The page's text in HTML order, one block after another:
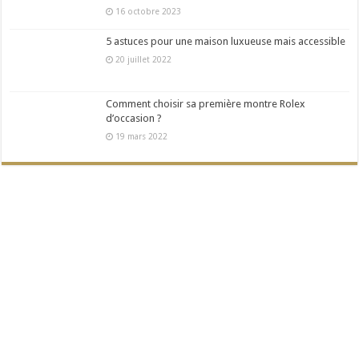
16 octobre 2023
5 astuces pour une maison luxueuse mais accessible
20 juillet 2022
Comment choisir sa première montre Rolex
d’occasion ?
19 mars 2022